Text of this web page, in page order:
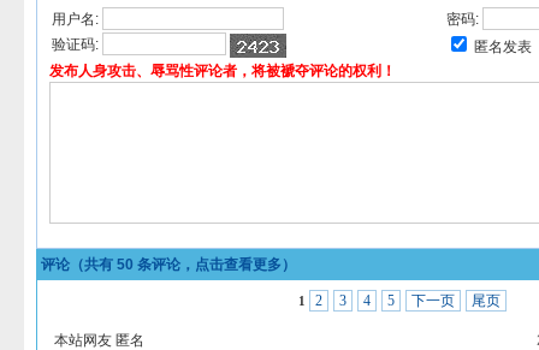
用户名:
密码:
验证码:
匿名发表
发布人身攻击、辱骂性评论者，将被褫夺评论的权利！
评论（共有 50 条评论，点击查看更多）
1 2 3 4 5 下一页 尾页
本站网友 匿名